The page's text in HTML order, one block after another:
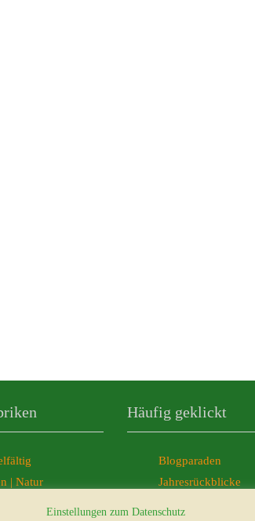
| Natur
Häufig geklickt
Blogparaden
Jahresrückblicke
Einstellungen zum Datenschutz